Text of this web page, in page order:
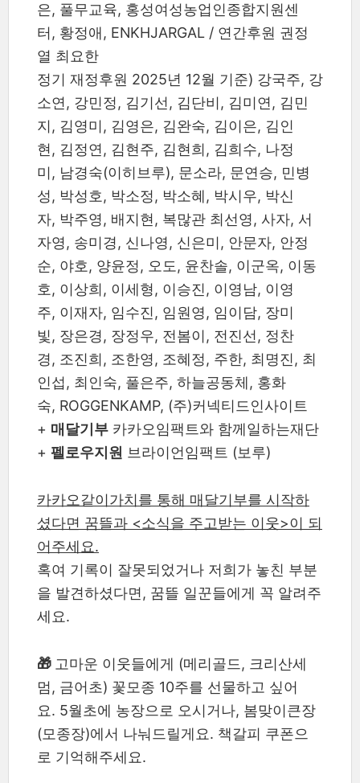
은, 풀무교육, 홍성여성농업인종합지원센
터, 황정애, ENKHJARGAL / 연간후원 권정
열 최요한
정기 재정후원 2025년 12월 기준) 강국주, 강
소연, 강민정, 김기선, 김단비, 김미연, 김민
지, 김영미, 김영은, 김완숙, 김이은, 김인
현, 김정연, 김현주, 김현희, 김희수, 나정
미, 남경숙(이히브루), 문소라, 문연승, 민병
성, 박성호, 박소정, 박소혜, 박시우, 박신
자, 박주영, 배지현, 복많관 최선영, 사자, 서
자영, 송미경, 신나영, 신은미, 안문자, 안정
순, 야호, 양윤정, 오도, 윤찬솔, 이군옥, 이동
호, 이상희, 이세형, 이승진, 이영남, 이영
주, 이재자, 임수진, 임원영, 임이담, 장미
빛, 장은경, 장정우, 전봄이, 전진선, 정찬
경, 조진희, 조한영, 조혜정, 주한, 최명진, 최
인섭, 최인숙, 풀은주, 하늘공동체, 홍화
숙, ROGGENKAMP, (주)커넥티드인사이트
+ 매달기부 카카오임팩트와 함께일하는재단
+ 펠로우지원 브라이언임팩트 (보루)
카카오같이가치를 통해 매달기부를 시작하
셨다면 꿈뜰과 <소식을 주고받는 이웃>이 되
어주세요.
혹여 기록이 잘못되었거나 저희가 놓친 부분
을 발견하셨다면, 꿈뜰 일꾼들에게 꼭 알려주
세요.
🎁 고마운 이웃들에게 (메리골드, 크리산세
멈, 금어초) 꽃모종 10주를 선물하고 싶어
요. 5월초에 농장으로 오시거나, 봄맞이큰장
(모종장)에서 나눠드릴게요. 책갈피 쿠폰으
로 기억해주세요.